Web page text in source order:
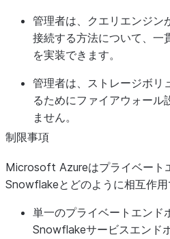
管理者は、クエリエンジン
接続する方法について、一
を実装できます。
管理者は、ストレージボリ
るためにファイアウォール
ません。
制限事項
Microsoft Azureはプライベート
Snowflakeとどのように相互作用
単一のプライベートエンド
Snowflakeサービスエンド